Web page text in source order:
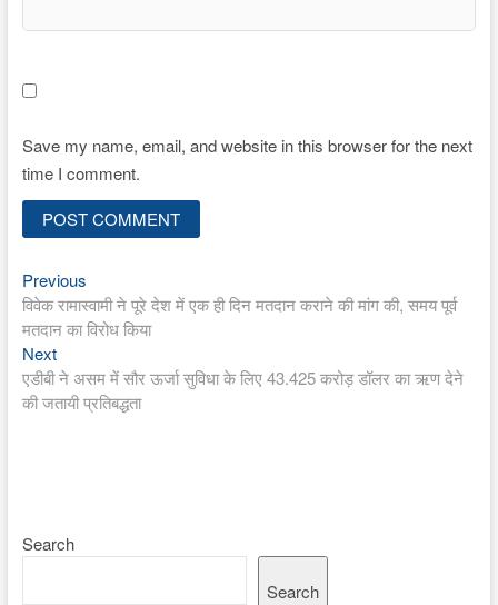
Save my name, email, and website in this browser for the next
time I comment.
Post
navigation
PreviousPrevious
post:
विवेक रामास्वामी ने पूरे देश में एक ही दिन मतदान कराने की मांग की, समय पूर्व
मतदान का विरोध किया
NextNext
post:
एडीबी ने असम में सौर ऊर्जा सुविधा के लिए 43.425 करोड़ डॉलर का ऋण देने
की जतायी प्रतिबद्धता
Search
Search